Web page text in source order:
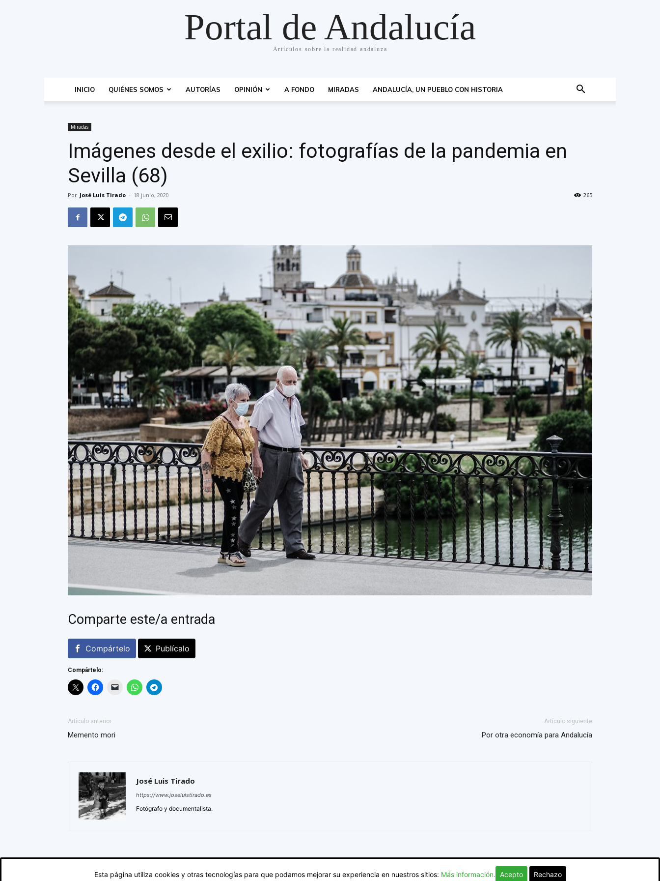
Portal de Andalucía
Artículos sobre la realidad andaluza
INICIO QUIÉNES SOMOS AUTORÍAS OPINIÓN A FONDO MIRADAS ANDALUCÍA, UN PUEBLO CON HISTORIA
Miradas
Imágenes desde el exilio: fotografías de la pandemia en
Sevilla (68)
Por José Luis Tirado - 18 junio, 2020 265
Comparte este/a entrada
Compártelo Publícalo
Compártelo:
Artículo anterior
Memento mori
Artículo siguiente
Por otra economía para Andalucía
José Luis Tirado
https://www.joseluistirado.es
Fotógrafo y documentalista.
Esta página utiliza cookies y otras tecnologías para que podamos mejorar su experiencia en nuestros sitios: Más información. Acepto Rechazo